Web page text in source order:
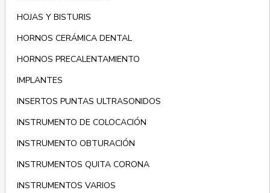
HOJAS Y BISTURIS
HORNOS CERÁMICA DENTAL
HORNOS PRECALENTAMIENTO
IMPLANTES
INSERTOS PUNTAS ULTRASONIDOS
INSTRUMENTO DE COLOCACIÓN
INSTRUMENTO OBTURACIÓN
INSTRUMENTOS QUITA CORONA
INSTRUMENTOS VARIOS